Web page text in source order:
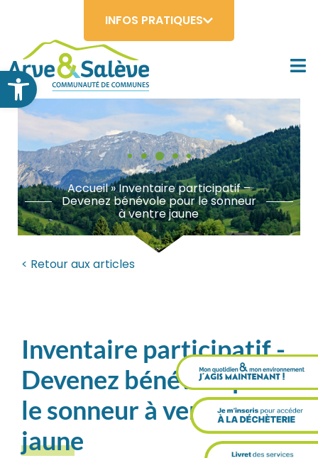
Ouvrir la barre d’outils
INFOS PRATIQUES
Accueil»Inventaire participatif –
Devenez bénévole pour le sonneur
à ventre jaune
< Retour aux articles
Inventaire participatif -
Devenez bénévole pour
le sonneur à ventre
jaune